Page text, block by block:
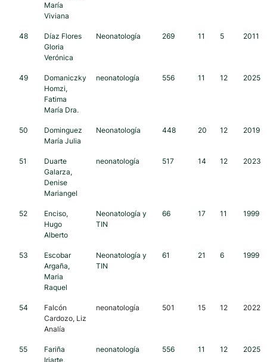
María
Viviana
48
Díaz Flores
Gloria
Verónica
Neonatología 269 11 5 2011
49
Domaniczky
Homzi,
Fatima
María Dra.
neonatología 556 11 12 2025
50
Dominguez
María Julia
Neonatología 448 20 12 2019
51
Duarte
Galarza,
Denise
Mariangel
neonatología 517 14 12 2023
52
Enciso,
Hugo
Alberto
Neonatología y
TIN
66 17 11 1999
53
Escobar
Argaña,
Maria
Raquel
Neonatología y
TIN
61 21 6 1999
54
Falcón
Cardozo, Liz
Analía
neonatología 501 15 12 2022
55
Fariña
Iriarte,
neonatología 556 11 12 2025